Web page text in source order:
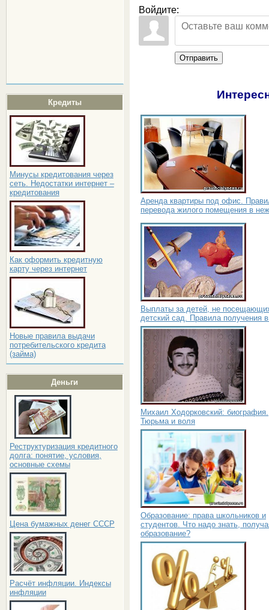
Кредиты
Минусы кредитования через
сеть. Недостатки интернет –
кредитования
Как оформить кредитную
карту через интернет
Новые правила выдачи
потребительского кредита
(займа)
Деньги
Реструктуризация кредитного
долга: понятие, условия,
основные схемы
Цена бумажных денег СССР
Расчёт инфляции. Индексы
инфляции
Войдите:
Отправить
Аренда квартиры под офис.
перевода жилого помещения в
Выплаты за детей, не
детский сад. Правила получения
Михаил Ходорковский: биография.
Тюрьма и воля
Образование: права школьников и
студентов. Что надо знать,
образование?